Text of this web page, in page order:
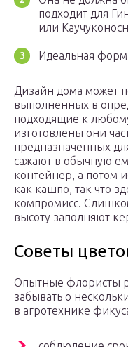
подходит для
или
Идеальная
Дизайн дома может
выполненных в
подходящие к
изготовлены они
предназначенных
сажают в обычную
контейнер, а потом
как кашпо, так что
компромисс.
высоту заполняют
Советы
Опытные флористы
забывать о
в агротехнике